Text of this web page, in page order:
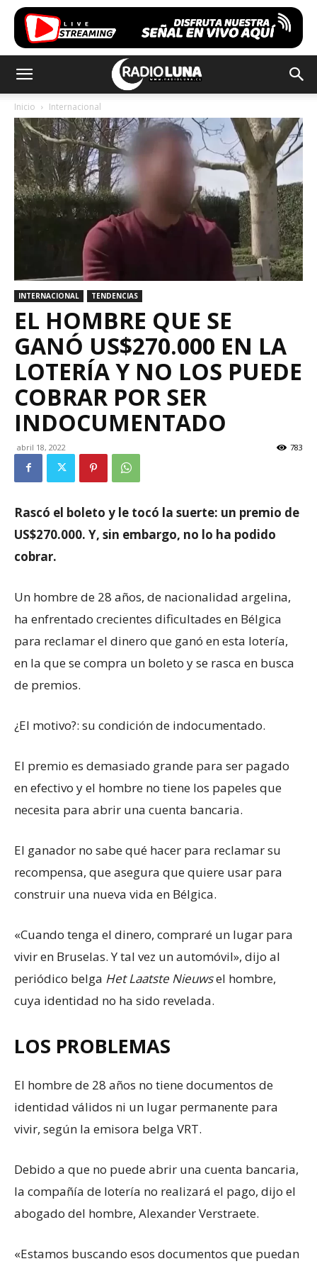
Inicio Internacional
INTERNACIONAL TENDENCIAS
EL HOMBRE QUE SE
GANÓ US$270.000 EN LA
LOTERÍA Y NO LOS PUEDE
COBRAR POR SER
INDOCUMENTADO
abril 18, 2022 783
Rascó el boleto y le tocó la suerte: un premio de
US$270.000. Y, sin embargo, no lo ha podido
cobrar.
Un hombre de 28 años, de nacionalidad argelina,
ha enfrentado crecientes dificultades en Bélgica
para reclamar el dinero que ganó en esta lotería,
en la que se compra un boleto y se rasca en busca
de premios.
¿El motivo?: su condición de indocumentado.
El premio es demasiado grande para ser pagado
en efectivo y el hombre no tiene los papeles que
necesita para abrir una cuenta bancaria.
El ganador no sabe qué hacer para reclamar su
recompensa, que asegura que quiere usar para
construir una nueva vida en Bélgica.
«Cuando tenga el dinero, compraré un lugar para
vivir en Bruselas. Y tal vez un automóvil», dijo al
periódico belga Het Laatste Nieuwsel hombre,
cuya identidad no ha sido revelada.
LOS PROBLEMAS
El hombre de 28 años no tiene documentos de
identidad válidos ni un lugar permanente para
vivir, según la emisora belga VRT.
Debido a que no puede abrir una cuenta bancaria,
la compañía de lotería no realizará el pago, dijo el
abogado del hombre, Alexander Verstraete.
«Estamos buscando esos documentos que puedan